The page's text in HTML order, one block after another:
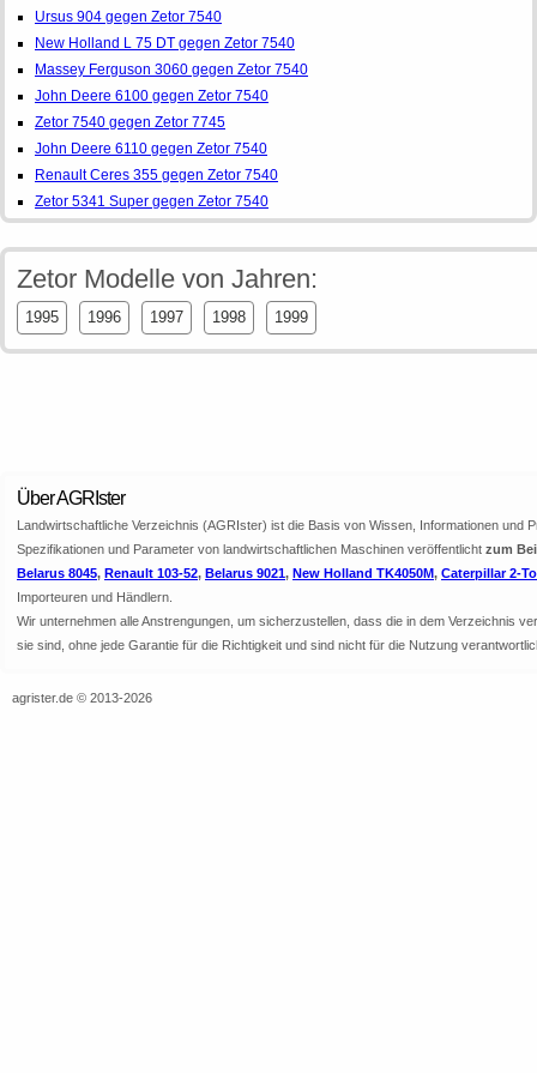
Ursus 904 gegen Zetor 7540
New Holland L 75 DT gegen Zetor 7540
Massey Ferguson 3060 gegen Zetor 7540
John Deere 6100 gegen Zetor 7540
Zetor 7540 gegen Zetor 7745
John Deere 6110 gegen Zetor 7540
Renault Ceres 355 gegen Zetor 7540
Zetor 5341 Super gegen Zetor 7540
Zetor Modelle von Jahren:
1995 1996 1997 1998 1999
Über AGRIster
Landwirtschaftliche Verzeichnis (AGRIster) ist die Basis von Wissen, Informationen
Spezifikationen und Parameter von landwirtschaftlichen Maschinen veröffentlicht zum
Belarus 8045, Renault 103-52, Belarus 9021, New Holland TK4050M, Caterpillar 2-
Importeuren und Händlern.
Wir unternehmen alle Anstrengungen, um sicherzustellen, dass die in dem Verzeichnis
sie sind, ohne jede Garantie für die Richtigkeit und sind nicht für die Nutzung
agrister.de © 2013-2026